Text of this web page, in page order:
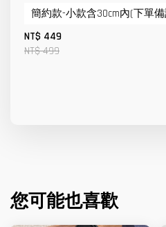
NT$ 449
NT$ 499
您可能也喜歡